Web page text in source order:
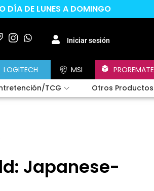
DÍA DE LUNES A DOMINGO
Iniciar sesión
LOGITECH MSI PROREMATE
TCG Otros Productos
Japanese-